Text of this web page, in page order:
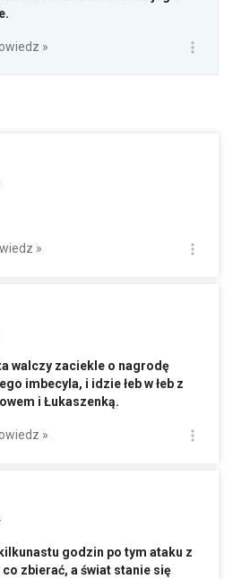
»
»
walczy zaciekle o nagrodę
imbecyla, i idzie łeb w łeb z
i Łukaszenką.
»
godzin po tym ataku z
zbierać, a świat stanie się